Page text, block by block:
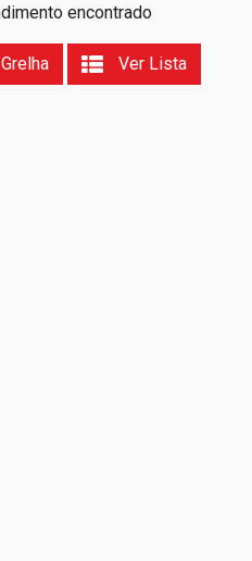
encontrado
Ver Lista